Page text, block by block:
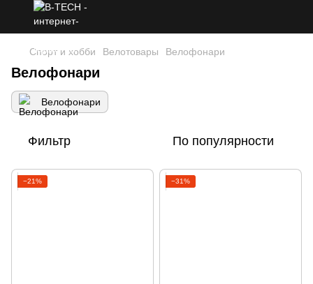
Спорт и хобби Велотовары Велофонари
Велофонари
Велофонари
Фильтр По популярности
−21% −31%